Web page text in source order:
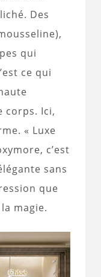
Des
qui
ce qui
corps. Ici,
« Luxe
c’est
sans
que
magie.